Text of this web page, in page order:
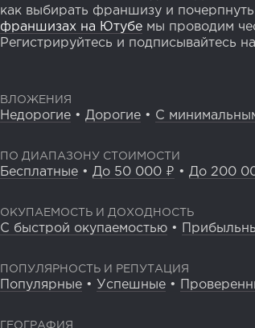
как выбирать франшизу и
франшизах на Ютубе мы проводим
Регистрируйтесь и подписывайтесь
ВЛОЖЕНИЯ
Недорогие • Дорогие • С
ПО ДИАПАЗОНУ СТОИМОСТИ
Бесплатные • До 50 000 ₽ • До 200
ОКУПАЕМОСТЬ И ДОХОДНОСТЬ
С быстрой окупаемостью •
ПОПУЛЯРНОСТЬ И РЕПУТАЦИЯ
Популярные • Успешные •
ГЕОГРАФИЯ